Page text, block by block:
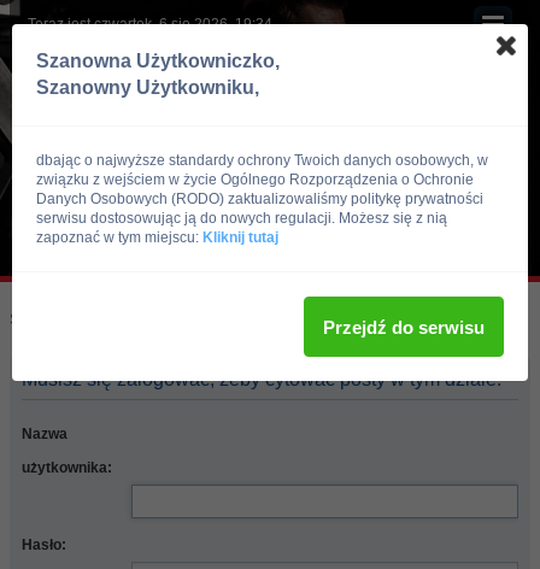
Teraz jest czwartek, 6 sie 2026, 19:34
Skocz do:
Musisz się zalogować, żeby cytować posty w tym dziale.
Nazwa
użytkownika:
Hasło:
Szanowna Użytkowniczko,
Szanowny Użytkowniku,
dbając o najwyższe standardy ochrony Twoich danych osobowych, w
związku z wejściem w życie Ogólnego Rozporządzenia o Ochronie
Danych Osobowych (RODO) zaktualizowaliśmy politykę prywatności
serwisu dostosowując ją do nowych regulacji. Możesz się z nią
zapoznać w tym miejscu: Kliknij tutaj
Przejdź do serwisu